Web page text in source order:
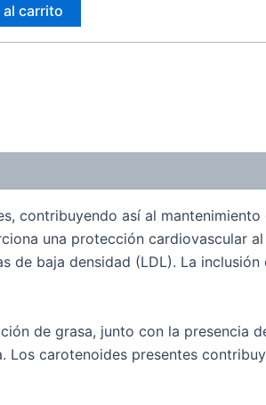
al carrito
contribuyendo así al mantenimiento
una protección cardiovascular
baja densidad (LDL). La inclusión
de grasa, junto con la presencia
carotenoides presentes